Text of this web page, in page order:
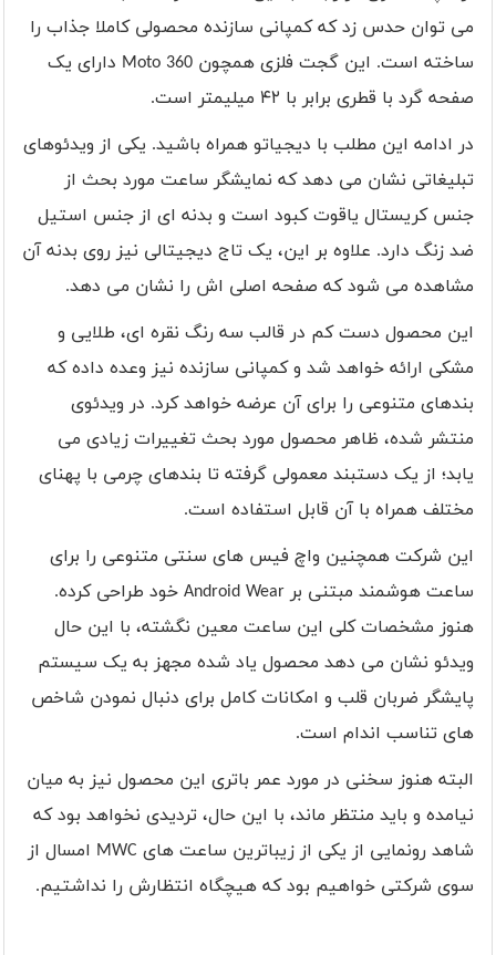
می توان حدس زد که کمپانی سازنده محصولی کاملا جذاب را
ساخته است. این گجت فلزی همچون Moto 360 دارای یک
صفحه گرد با قطری برابر با ۴۲ میلیمتر است.
در ادامه این مطلب با دیجیاتو همراه باشید. یکی از ویدئوهای
تبلیغاتی نشان می دهد که نمایشگر ساعت مورد بحث از
جنس کریستال یاقوت کبود است و بدنه ای از جنس استیل
ضد زنگ دارد. علاوه بر این، یک تاج دیجیتالی نیز روی بدنه آن
مشاهده می شود که صفحه اصلی اش را نشان می دهد.
این محصول دست کم در قالب سه رنگ نقره ای، طلایی و
مشکی ارائه خواهد شد و کمپانی سازنده نیز وعده داده که
بندهای متنوعی را برای آن عرضه خواهد کرد. در ویدئوی
منتشر شده، ظاهر محصول مورد بحث تغییرات زیادی می
یابد؛ از یک دستبند معمولی گرفته تا بندهای چرمی با پهنای
مختلف همراه با آن قابل استفاده است.
این شرکت همچنین واچ فیس های سنتی متنوعی را برای
ساعت هوشمند مبتنی بر Android Wear خود طراحی کرده.
هنوز مشخصات کلی این ساعت معین نگشته، با این حال
ویدئو نشان می دهد محصول یاد شده مجهز به یک سیستم
پایشگر ضربان قلب و امکانات کامل برای دنبال نمودن شاخص
های تناسب اندام است.
البته هنوز سخنی در مورد عمر باتری این محصول نیز به میان
نیامده و باید منتظر ماند، با این حال، تردیدی نخواهد بود که
شاهد رونمایی از یکی از زیباترین ساعت های MWC امسال از
سوی شرکتی خواهیم بود که هیچگاه انتظارش را نداشتیم.